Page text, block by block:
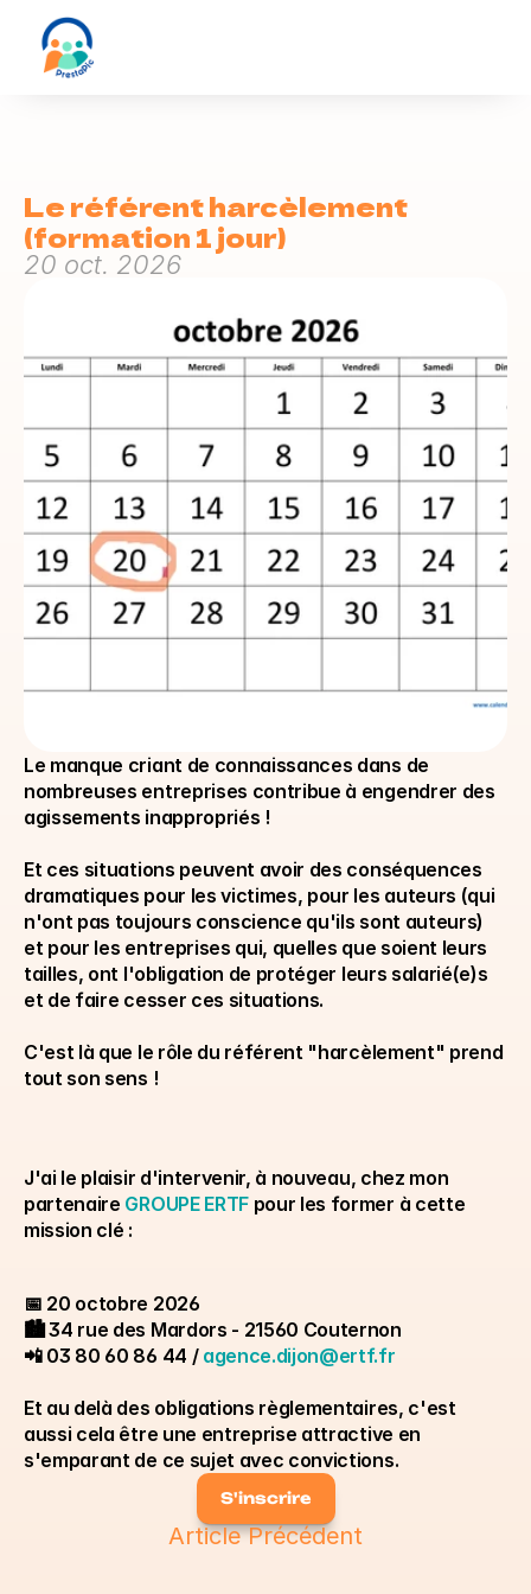
Le référent harcèlement
(formation 1 jour)
20 oct. 2026
Le manque criant de connaissances dans de
nombreuses entreprises contribue à engendrer des
agissements inappropriés !
Et ces situations peuvent avoir des conséquences
dramatiques pour les victimes, pour les auteurs (qui
n'ont pas toujours conscience qu'ils sont auteurs)
et pour les entreprises qui, quelles que soient leurs
tailles, ont l'obligation de protéger leurs salarié(e)s
et de faire cesser ces situations.
C'est là que le rôle du référent "harcèlement" prend
tout son sens !
J'ai le plaisir d'intervenir, à nouveau, chez mon
partenaire GROUPE ERTF pour les former à cette
mission clé :
📅 20 octobre 2026
🏙️ 34 rue des Mardors - 21560 Couternon
📲 03 80 60 86 44 / agence.dijon@ertf.fr
Et au delà des obligations règlementaires, c'est
aussi cela être une entreprise attractive en
s'emparant de ce sujet avec convictions.
S'inscrire
Article Précédent